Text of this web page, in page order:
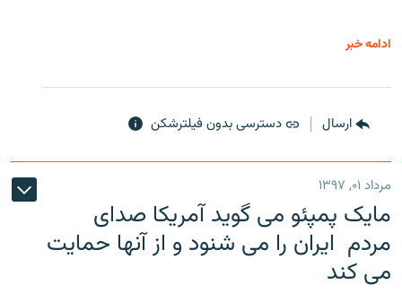
ادامه خبر
ارسال دسترسی بدون فیلترشکن
مرداد ۰۱, ۱۳۹۷
مایک پمپئو می گوید آمریکا صدای
مردم ایران را می شنود و از آنها حمایت
می کند